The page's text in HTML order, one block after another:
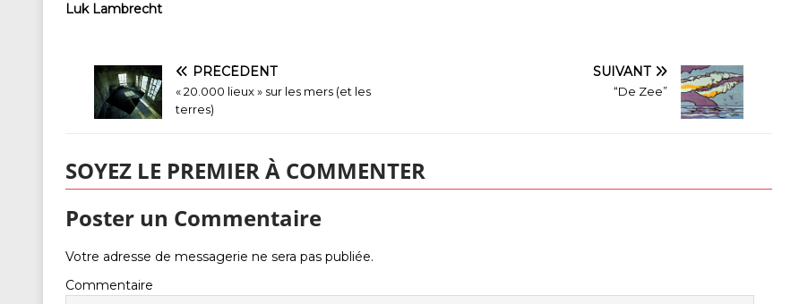
Luk Lambrecht
PRÉCÉDENT
« 20.000 lieux » sur les mers (et les
terres)
SUIVANT
“De Zee”
SOYEZ LE PREMIER À COMMENTER
Poster un Commentaire
Votre adresse de messagerie ne sera pas publiée.
Commentaire